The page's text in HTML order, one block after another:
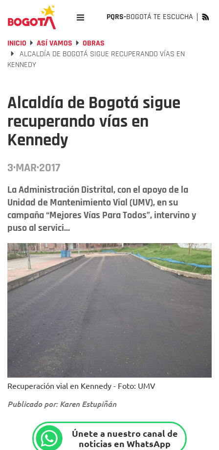
PQRS-BOGOTÁ TE ESCUCHA
INICIO ASÍ VAMOS
OBRAS
ALCALDÍA DE BOGOTÁ SIGUE RECUPERANDO VÍAS EN
KENNEDY
Alcaldía de Bogotá sigue
recuperando vías en
Kennedy
3·MAR·2017
La Administración Distrital, con el apoyo de la
Unidad de Mantenimiento Vial (UMV), en su
campaña “Mejores Vías Para Todos”, intervino y
puso al servici...
Recuperación vial en Kennedy - Foto: UMV
Publicado por: Karen Estupiñán
Únete a nuestro canal de
noticias en WhatsApp